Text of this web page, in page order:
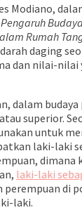
Modiano,
Pengaruh
Rumah
daging
dan nilai-nilai
dalam
superior.
untuk
laki-laki
laki-laki
di
laki.